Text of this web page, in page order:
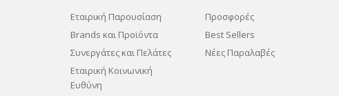
Εταιρική Παρουσίαση
Brands και Προϊόντα
Συνεργάτες και Πελάτες
Εταιρική Κοινωνική
Ευθύνη
Προσφορές
Best Sellers
Νέες Παραλαβές